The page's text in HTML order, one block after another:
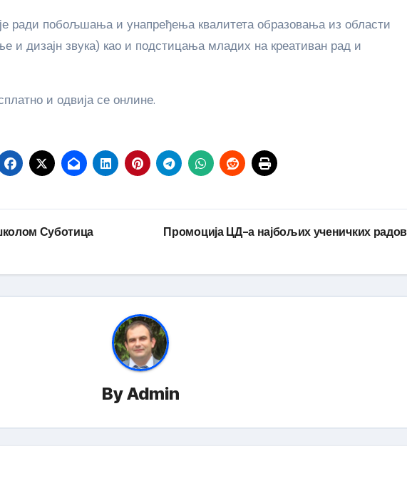
ради побољшања и унапређења квалитета образовања из области
и дизајн звука) као и подстицања младих на креативан рад и
и одвија се онлине.
Суботица Промоција ЦД-а најбољих ученичких
ByAdmin